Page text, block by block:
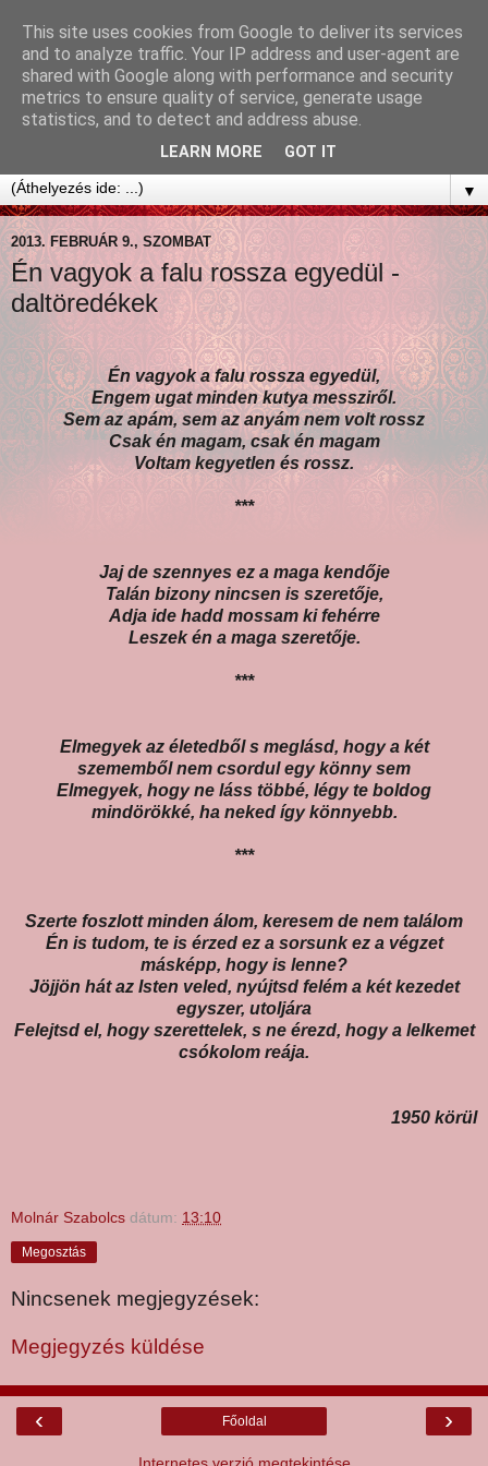
▼
2013. FEBRUÁR 9., SZOMBAT
Én vagyok a falu rossza egyedül -
daltöredékek
Én vagyok a falu rossza egyedül,
Engem ugat minden kutya messziről.
Sem az apám, sem az anyám nem volt rossz
Csak én magam, csak én magam
Voltam kegyetlen és rossz.
***
Jaj de szennyes ez a maga kendője
Talán bizony nincsen is szeretője,
Adja ide hadd mossam ki fehérre
Leszek én a maga szeretője.
***
Elmegyek az életedből s meglásd, hogy a két
szememből nem csordul egy könny sem
Elmegyek, hogy ne láss többé, légy te boldog
mindörökké, ha neked így könnyebb.
***
Szerte foszlott minden álom, keresem de nem találom
Én is tudom, te is érzed ez a sorsunk ez a végzet
másképp, hogy is lenne?
Jöjjön hát az Isten veled, nyújtsd felém a két kezedet
egyszer, utoljára
Felejtsd el, hogy szerettelek, s ne érezd, hogy a lelkemet
csókolom reája.
1950 körül
Molnár Szabolcs dátum: 13:10
Megosztás
Nincsenek megjegyzések:
Megjegyzés küldése
‹ ›
Főoldal
This site uses cookies from Google to deliver its services
and to analyze traffic. Your IP address and user-agent are
shared with Google along with performance and security
metrics to ensure quality of service, generate usage
statistics, and to detect and address abuse.
LEARN MORE GOT IT